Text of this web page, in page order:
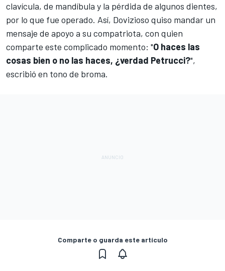
clavícula, de mandíbula y la pérdida de algunos dientes,
por lo que fue operado. Así, Dovizioso quiso mandar un
mensaje de apoyo a su compatriota, con quien
comparte este complicado momento: "O haces las
cosas bien o no las haces, ¿verdad Petrucci?",
escribió en tono de broma.
Comparte o guarda este artículo